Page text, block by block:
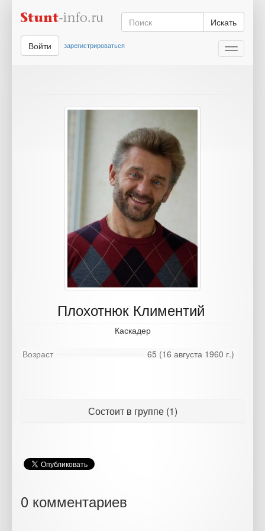
Искать
Toggle
Войти зарегистрироваться
Плохотнюк Климентий
Каскадер
65 (16 августа 1960 г.)
Возраст
Состоит в группе (1)
0 комментариев